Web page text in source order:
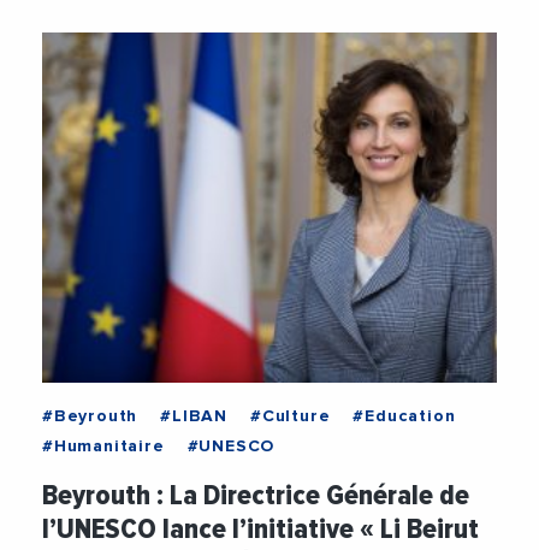
#Beyrouth #LIBAN #Culture
#Education
#Humanitaire
#UNESCO
Beyrouth : La Directrice Générale de
l’UNESCO lance l’initiative « Li Beirut